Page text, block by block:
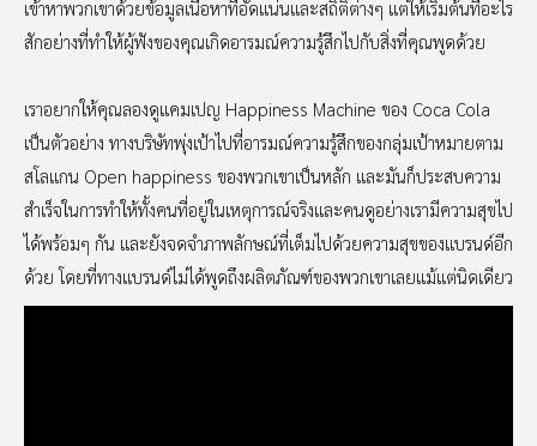
เข้าหาพวกเขาด้วยข้อมูลเนื้อหาที่อัดแน่นและสถิติต่างๆ แต่ให้เริ่มต้นที่อะไร
สักอย่างที่ทำให้ผู้ฟังของคุณเกิดอารมณ์ความรู้สึกไปกับสิ่งที่คุณพูดด้วย
เราอยากให้คุณลองดูแคมเปญ Happiness Machine ของ Coca Cola
เป็นตัวอย่าง ทางบริษัทพุ่งเป้าไปที่อารมณ์ความรู้สึกของกลุ่มเป้าหมายตาม
สโลแกน Open happiness ของพวกเขาเป็นหลัก และมันก็ประสบความ
สำเร็จในการทำให้ทั้งคนที่อยู่ในเหตุการณ์จริงและคนดูอย่างเรามีความสุขไป
ได้พร้อมๆ กัน และยังจดจำภาพลักษณ์ที่เต็มไปด้วยความสุขของแบรนด์อีก
ด้วย โดยที่ทางแบรนด์ไม่ได้พูดถึงผลิตภัณฑ์ของพวกเขาเลยแม้แต่นิดเดียว